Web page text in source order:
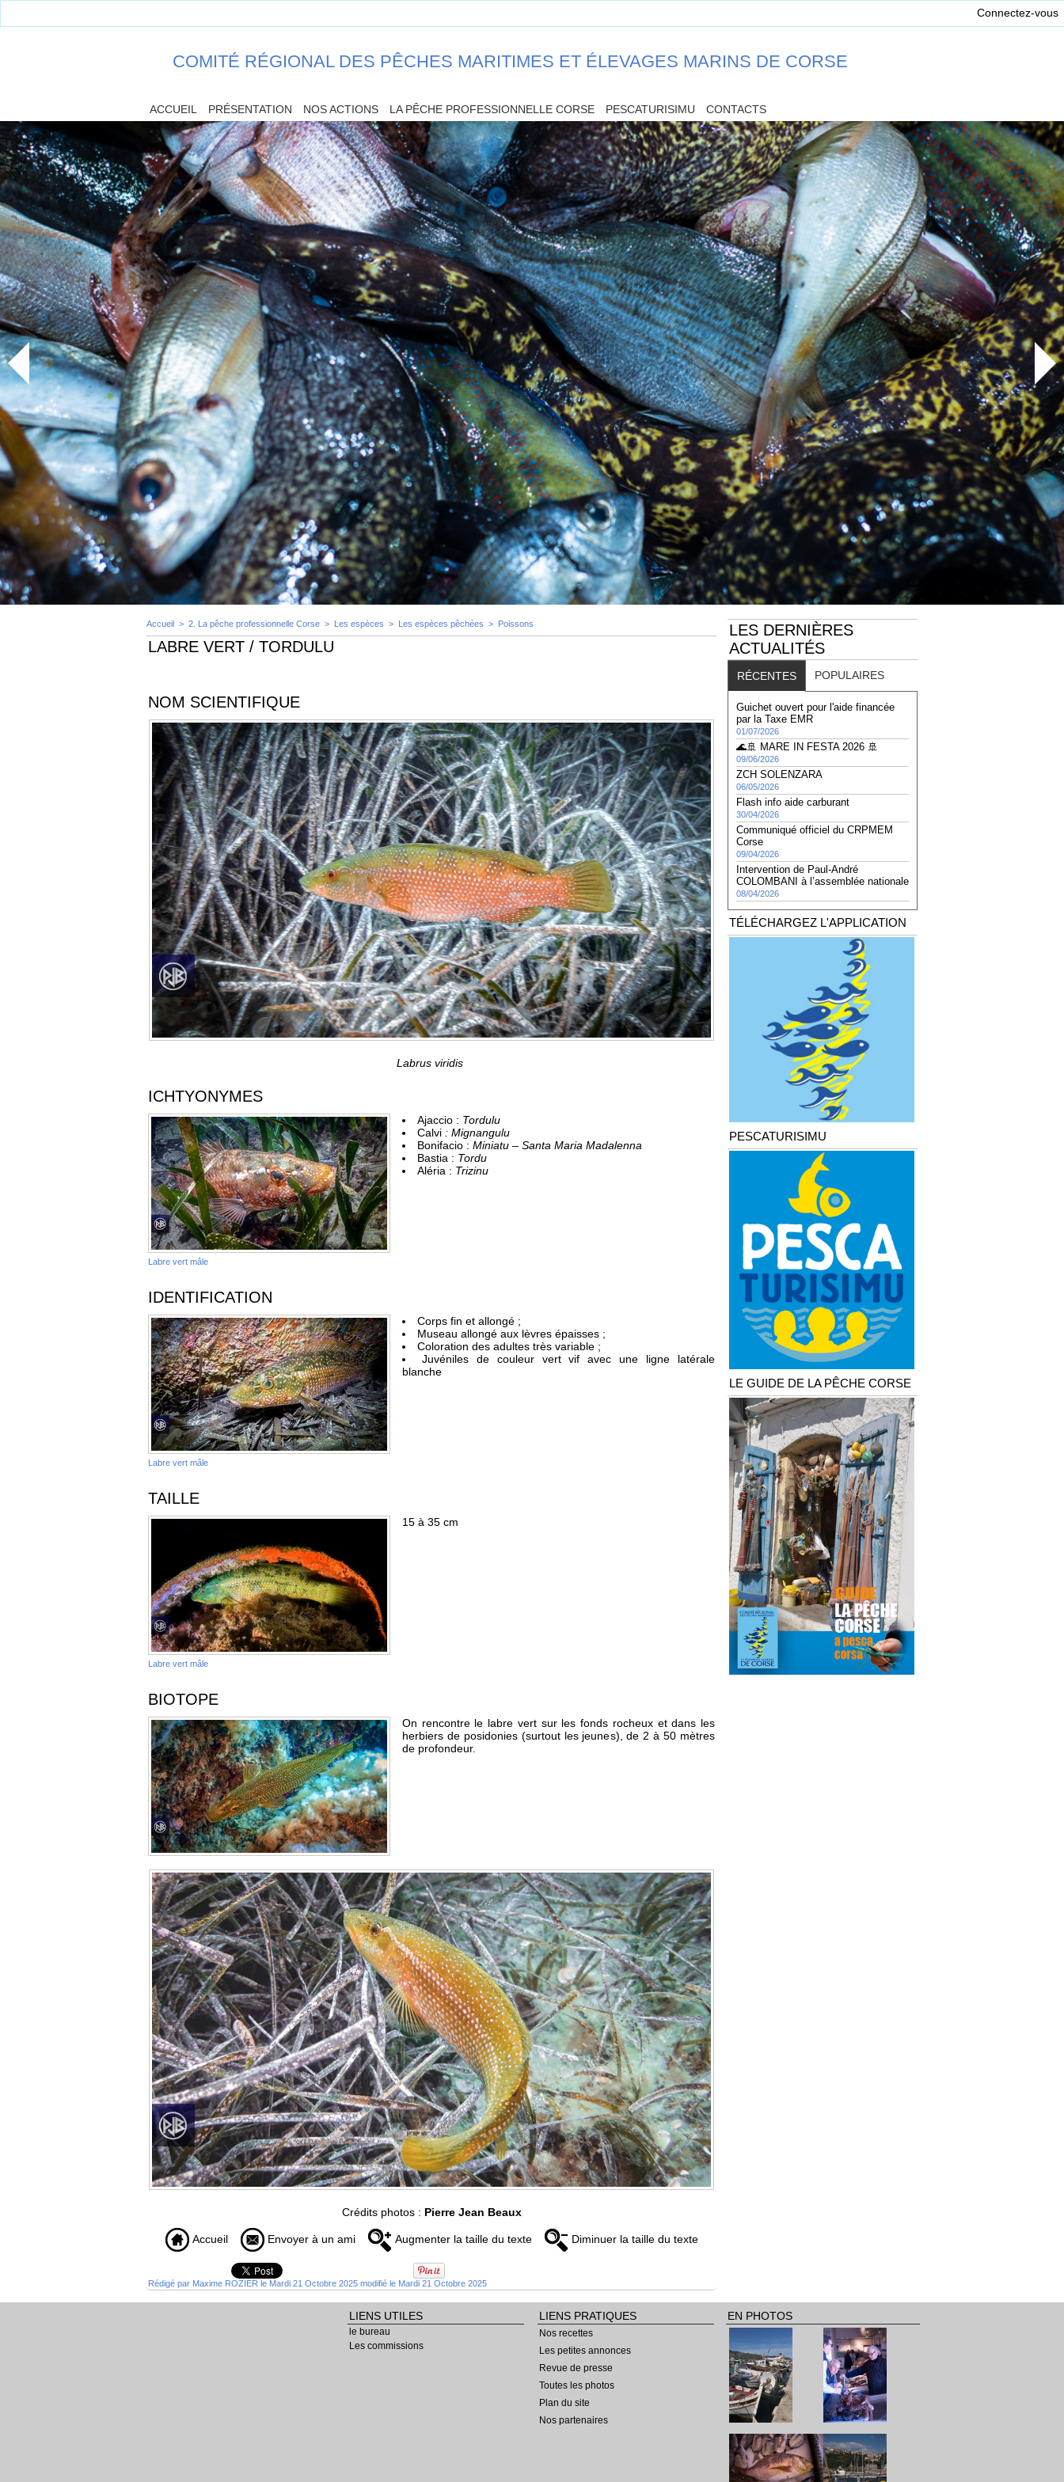
Connectez-vous
COMITÉ RÉGIONAL DES PÊCHES MARITIMES ET ÉLEVAGES MARINS DE CORSE
ACCUEIL PRÉSENTATION NOS ACTIONS LA PÊCHE PROFESSIONNELLE CORSE PESCATURISIMU CONTACTS
Accueil > 2. La pêche professionnelle Corse > Les espèces > Les espèces pêchées > Poissons
LABRE VERT / TORDULU
NOM SCIENTIFIQUE
Labrus viridis
ICHTYONYMES
Labre vert mâle
Ajaccio : Tordulu
Calvi : Mignangulu
Bonifacio : Miniatu – Santa Maria Madalenna
Bastia : Tordu
Aléria : Trizinu
IDENTIFICATION
Labre vert mâle
Corps fin et allongé ;
Museau allongé aux lèvres épaisses ;
Coloration des adultes très variable ;
Juvéniles de couleur vert vif avec une ligne latérale
blanche
TAILLE
Labre vert mâle
15 à 35 cm
BIOTOPE
On rencontre le labre vert sur les fonds rocheux et dans les
herbiers de posidonies (surtout les jeunes), de 2 à 50 mètres
de profondeur.
Crédits photos : Pierre Jean Beaux
Accueil Envoyer à un ami Augmenter la taille du texte Diminuer la taille du texte
Rédigé par Maxime ROZIER le Mardi 21 Octobre 2025 modifié le Mardi 21 Octobre 2025
LES DERNIÈRES
ACTUALITÉS
RÉCENTES POPULAIRES
Guichet ouvert pour l'aide financée
par la Taxe EMR
01/07/2026
🌊🚢 MARE IN FESTA 2026 🚢
09/06/2026
ZCH SOLENZARA
06/05/2026
Flash info aide carburant
30/04/2026
Communiqué officiel du CRPMEM
Corse
09/04/2026
Intervention de Paul-André
COLOMBANI à l’assemblée nationale
08/04/2026
TÉLÉCHARGEZ L'APPLICATION
PESCATURISIMU
LE GUIDE DE LA PÊCHE CORSE
LIENS UTILES
le bureau
Les commissions
LIENS PRATIQUES
Nos recettes
Les petites annonces
Revue de presse
Toutes les photos
Plan du site
Nos partenaires
EN PHOTOS